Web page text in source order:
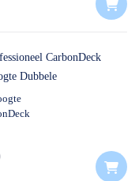
CarbonDeck
Dubbele